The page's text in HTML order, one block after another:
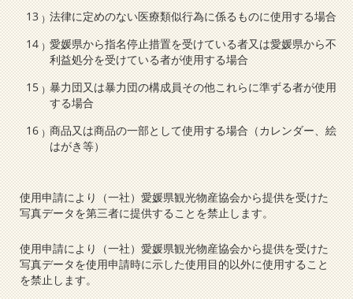
法律に定めのない医療類似行為に係るものに使用する場合
愛媛県から指名停止措置を受けている者又は愛媛県から不
利益処分を受けている者が使用する場合
暴力団又は暴力団の構成員その他これらに準ずる者が使用
する場合
商品又は商品の一部として使用する場合（カレンダー、絵
はがき等）
使用申請により（一社）愛媛県観光物産協会から提供を受けた
写真データを第三者に提供することを禁止します。
使用申請により（一社）愛媛県観光物産協会から提供を受けた
写真データを使用申請時に示した使用目的以外に使用すること
を禁止します。